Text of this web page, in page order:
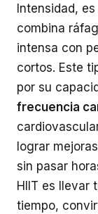
Intensidad,
combina
intensa con
cortos. Este
por su
frecuencia
lograr
sin pasar
HIIT es llevar
tiempo,